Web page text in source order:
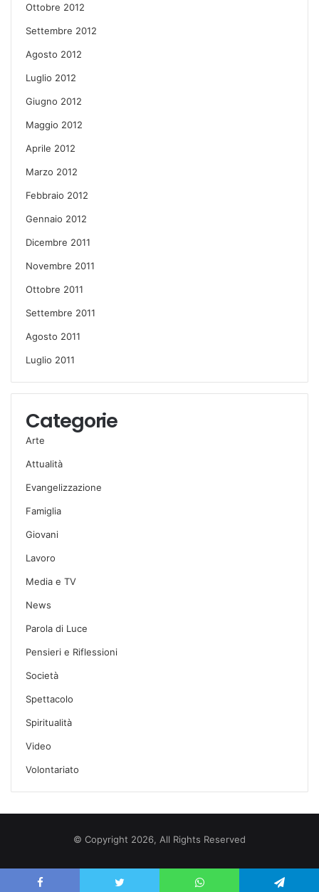
Ottobre 2012
Settembre 2012
Agosto 2012
Luglio 2012
Giugno 2012
Maggio 2012
Aprile 2012
Marzo 2012
Febbraio 2012
Gennaio 2012
Dicembre 2011
Novembre 2011
Ottobre 2011
Settembre 2011
Agosto 2011
Luglio 2011
Categorie
Arte
Attualità
Evangelizzazione
Famiglia
Giovani
Lavoro
Media e TV
News
Parola di Luce
Pensieri e Riflessioni
Società
Spettacolo
Spiritualità
Video
Volontariato
© Copyright 2026, All Rights Reserved